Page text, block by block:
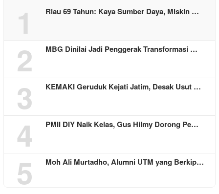
1 Riau 69 Tahun: Kaya Sumber Daya, Miskin …
2 MBG Dinilai Jadi Penggerak Transformasi …
3 KEMAKI Geruduk Kejati Jatim, Desak Usut …
4 PMII DIY Naik Kelas, Gus Hilmy Dorong Pe…
5 Moh Ali Murtadho, Alumni UTM yang Berkip…